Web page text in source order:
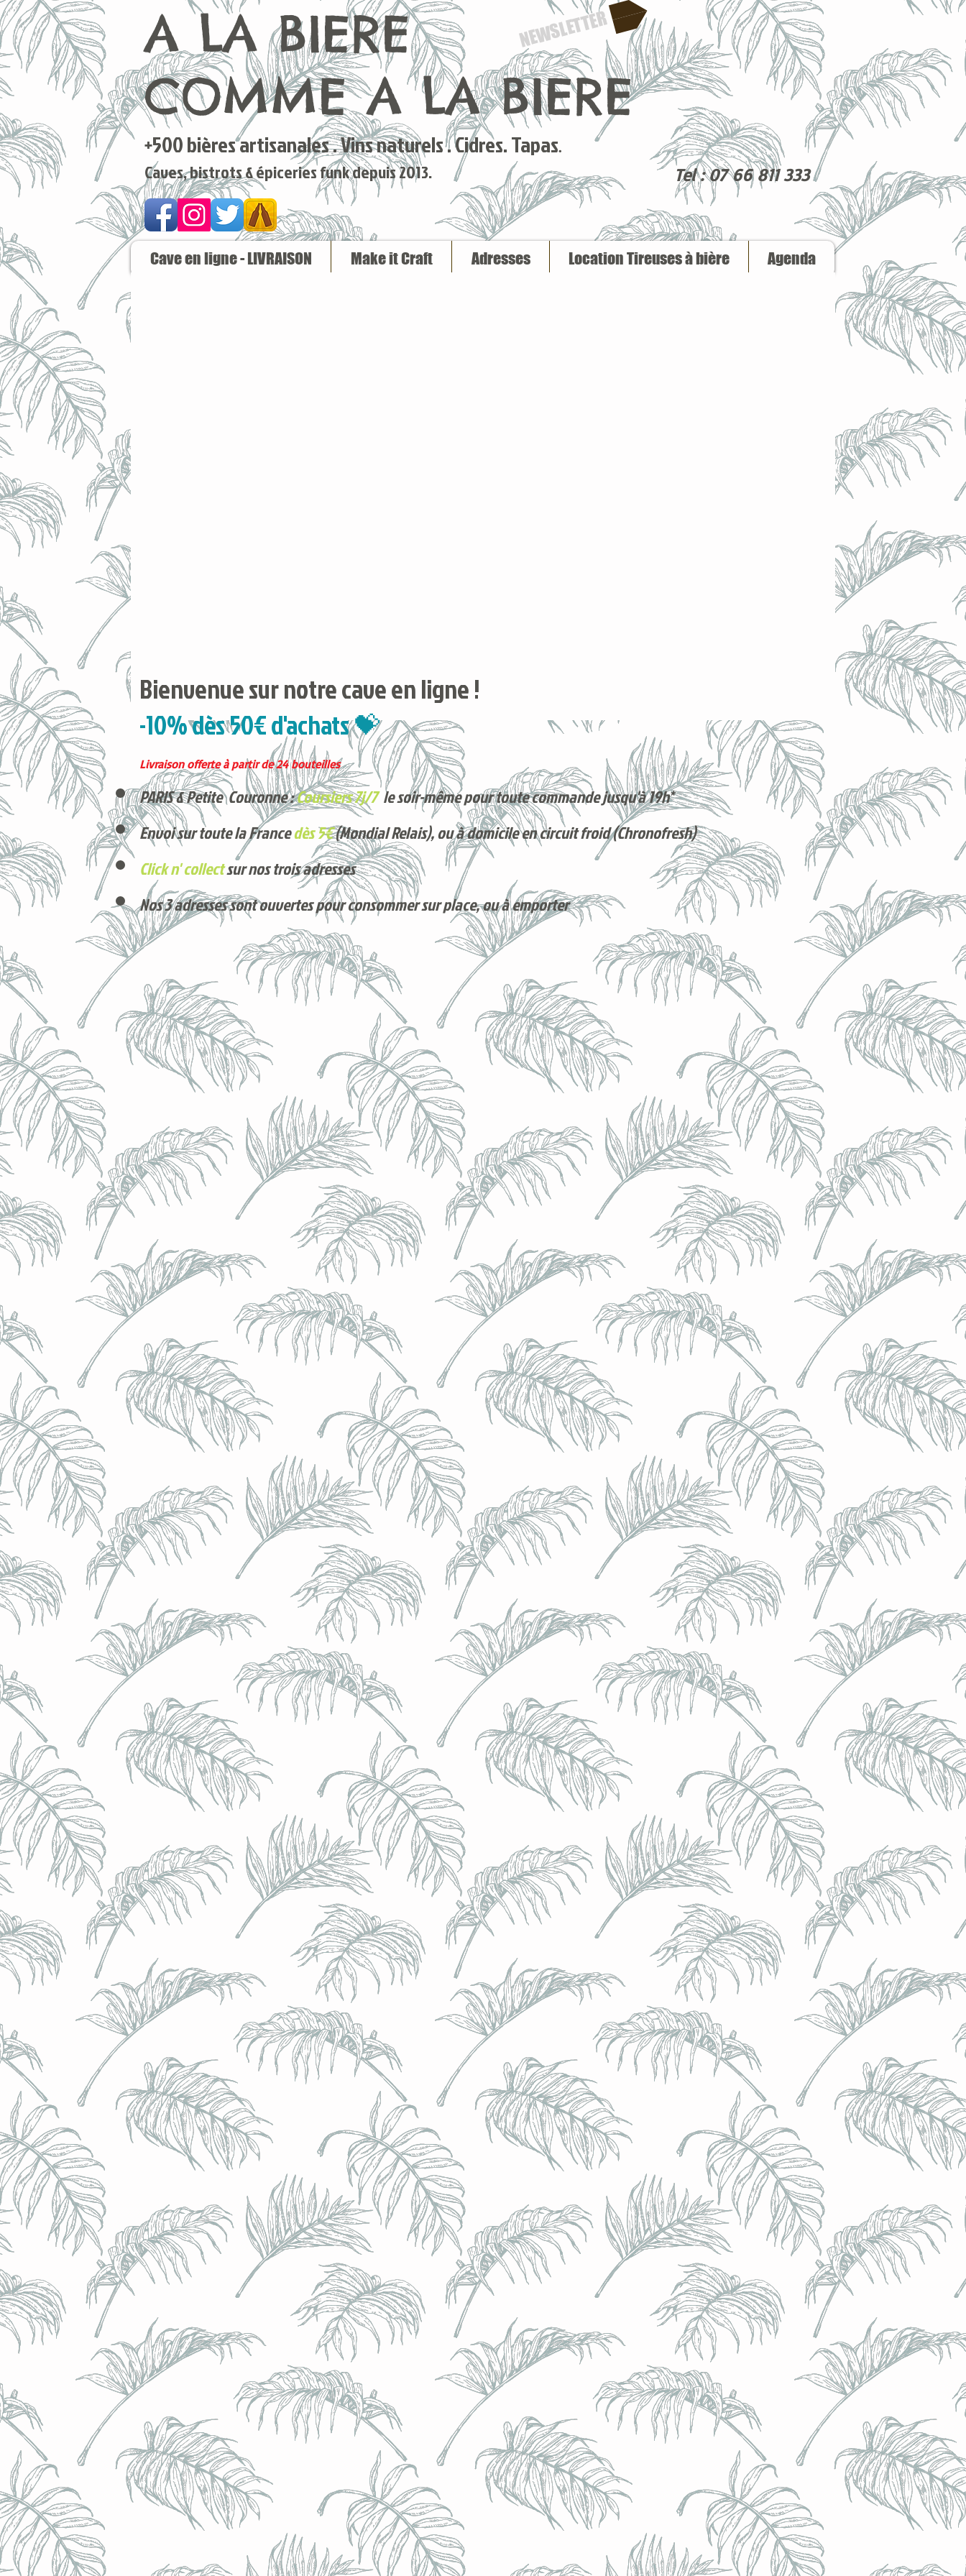
+500 bières artisanales . Vins naturels . Cidres. Tapas.
Caves, bistrots & épiceries funk depuis 2013.
A LA BIERE
COMME A LA BIERE
NEWSLETTER
Tel : 07 66 811 333
Cave en ligne - LIVRAISON Make it Craft Adresses Location Tireuses à bière Agenda
Bienvenue sur notre cave en ligne !
-10% dès 50€ d'achats 💝
Livraison offerte à partir de 24 bouteilles
PARIS & Petite Couronne :Coursiers 7j/7le soir-même pour toute commande jusqu'à 19h*
Envoi sur toute la Francedès 5€(Mondial Relais), ou à domicile en circuit froid (Chronofresh)
Click n' collectsur nos trois adresses
Nos 3 adresses sont ouvertes pour consommer sur place, ou à emporter
Voici nos derniers arrivages !
Produits phares
BRULO (UK) - King For A Day NEIPA - (Sans Alcool) - 0,5% - Canette 33cl
BRULO (UK) - King For A Day NEIPA - (Sans Alcool) - 0,5% - Canette 33cl
Achat immédiat